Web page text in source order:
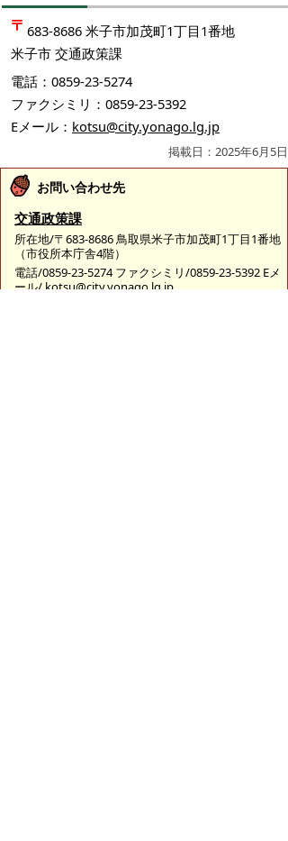
683-8686 米子市加茂町1丁目1番地
米子市 交通政策課
電話：0859-23-5274
ファクシミリ：0859-23-5392
Eメール： kotsu@city.yonago.lg.jp
掲載日：2025年6月5日
お問い合わせ先
交通政策課
所在地/〒683-8686 鳥取県米子市加茂町1丁目1番地
（市役所本庁舎4階）
電話/0859-23-5274 ファクシミリ/0859-23-5392 Eメ
ール/kotsu@city.yonago.lg.jp